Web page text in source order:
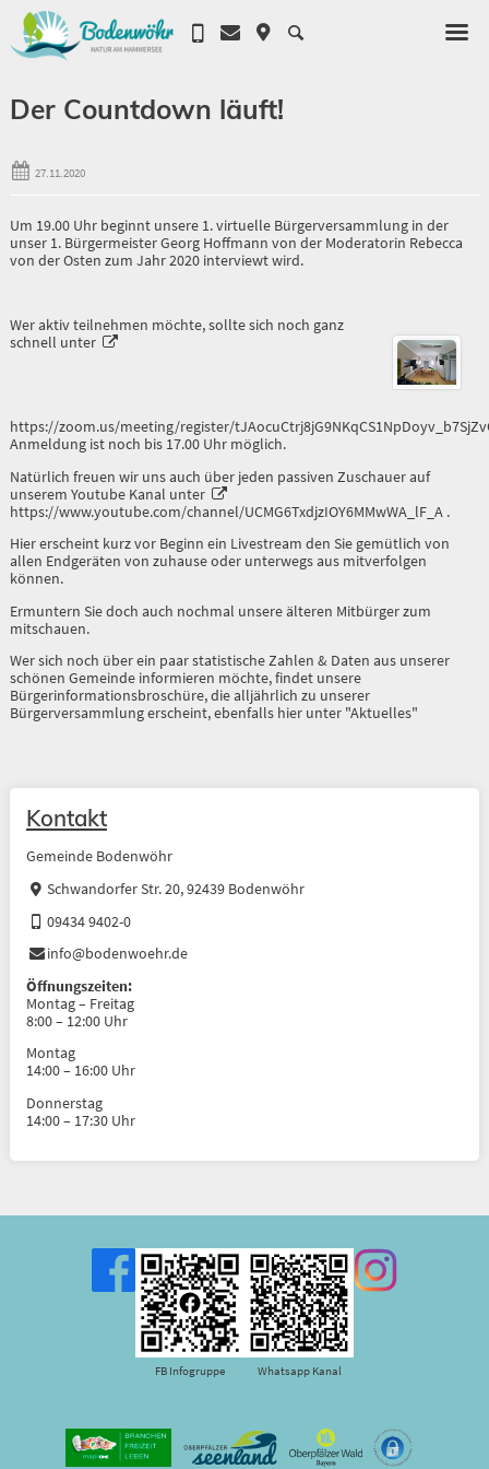
Der Countdown läuft!
27.11.2020
Um 19.00 Uhr beginnt unsere 1. virtuelle Bürgerversammlung in der
unser 1. Bürgermeister Georg Hoffmann von der Moderatorin Rebecca
von der Osten zum Jahr 2020 interviewt wird.
Wer aktiv teilnehmen möchte, sollte sich noch ganz
schnell unter
https://zoom.us/meeting/register/
Anmeldung ist noch bis 17.00 Uhr möglich.
Natürlich freuen wir uns auch über jeden passiven Zuschauer auf
unserem Youtube Kanal unter
https://www.youtube.com/channel/UCMG6TxdjzIOY6MMwWA_lF_A.
Hier erscheint kurz vor Beginn ein Livestream den Sie gemütlich von
allen Endgeräten von zuhause oder unterwegs aus mitverfolgen
können.
Ermuntern Sie doch auch nochmal unsere älteren Mitbürger zum
mitschauen.
Wer sich noch über ein paar statistische Zahlen & Daten aus unserer
schönen Gemeinde informieren möchte, findet unsere
Bürgerinformationsbroschüre, die alljährlich zu unserer
Bürgerversammlung erscheint, ebenfalls hier unter "Aktuelles"
Kontakt
Gemeinde Bodenwöhr
Schwandorfer Str. 20, 92439 Bodenwöhr
09434 9402-0
info@bodenwoehr.de
Öffnungszeiten:
Montag – Freitag
8:00 – 12:00 Uhr
Montag
14:00 – 16:00 Uhr
Donnerstag
14:00 – 17:30 Uhr
FB Infogruppe Whatsapp Kanal